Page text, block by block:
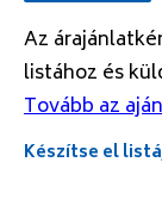
Az
listához és
Tovább az
Készítse el